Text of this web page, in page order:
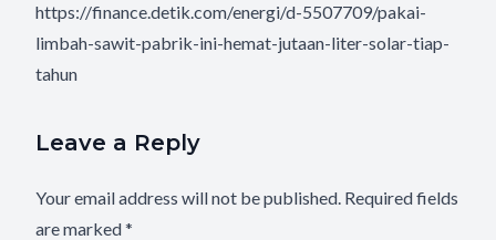
https://finance.detik.com/energi/d-5507709/pakai-
limbah-sawit-pabrik-ini-hemat-jutaan-liter-solar-tiap-
tahun
Leave a Reply
Your email address will not be published. Required fields
are marked*